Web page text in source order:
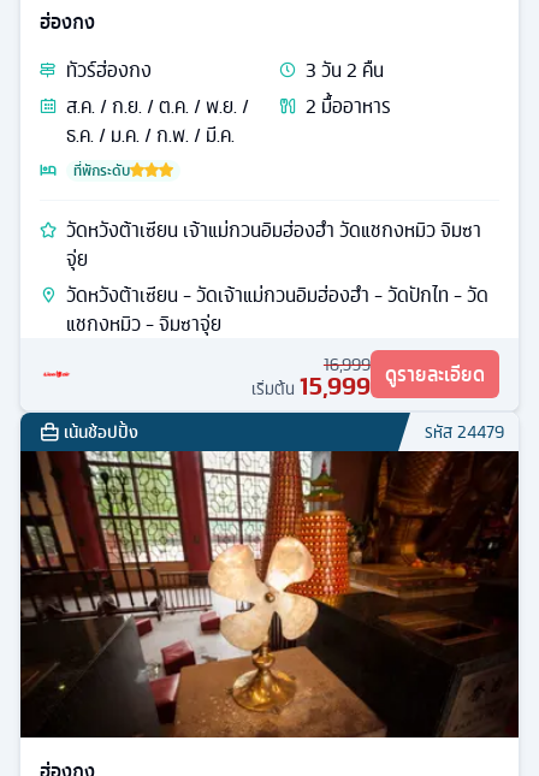
ฮ่องกง
ทัวร์ฮ่องกง 3วัน2 คืน
ส.ค. / ก.ย. / ต.ค. / พ.ย. /
ธ.ค. / ม.ค. / ก.พ. / มี.ค.
2 มื้ออาหาร
ที่พักระดับ
วัดหวังต้าเซียน เจ้าแม่กวนอิมฮ่องฮำ วัดแชกงหมิว จิมซา
จุ่ย
วัดหวังต้าเซียน - วัดเจ้าแม่กวนอิมฮ่องฮำ - วัดปักไท - วัด
แชกงหมิว - จิมซาจุ่ย
16,999
เริ่มต้น 15,999 ดูรายละเอียด
เน้นช้อปปิ้ง รหัส24479